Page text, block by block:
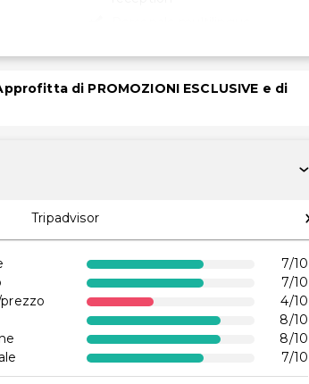
a secco
di PROMOZIONI ESCLUSIVE e di
Tripadvisor
7/10
7/10
4/10
8/10
8/10
7/10